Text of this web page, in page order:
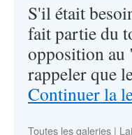
S'il était
fait partie du
opposition au
rappeler que
Continuer la
Toutes les galeries |